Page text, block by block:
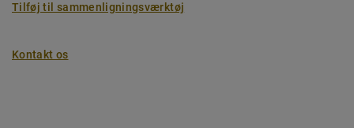
Tilføj til sammenligningsværktøj
Kontakt os